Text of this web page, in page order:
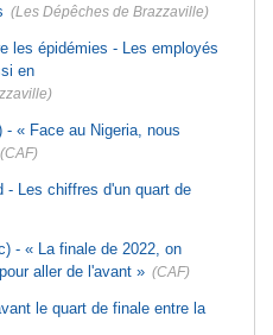
(Les Dépêches de Brazzaville)
les épidémies - Les employés
en
- « Face au Nigeria, nous
(CAF)
- Les chiffres d'un quart de
- « La finale de 2022, on
aller de l'avant » (CAF)
le quart de finale entre la